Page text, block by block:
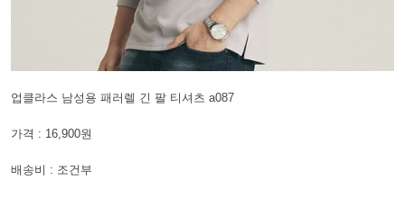
업클라스 남성용 패러렐 긴 팔 티셔츠 a087
가격 : 16,900원
배송비 : 조건부